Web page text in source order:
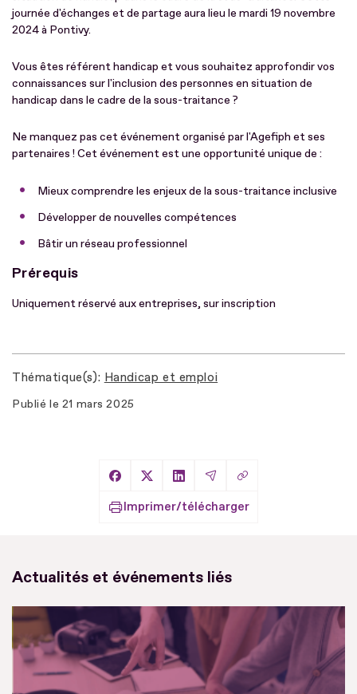
journée d'échanges et de partage aura lieu le mardi 19 novembre
2024 à Pontivy.
Vous êtes référent handicap et vous souhaitez approfondir vos
connaissances sur l'inclusion des personnes en situation de
handicap dans le cadre de la sous-traitance ?
Ne manquez pas cet événement organisé par l'Agefiph et ses
partenaires ! Cet événement est une opportunité unique de :
Mieux comprendre les enjeux de la sous-traitance inclusive
Développer de nouvelles compétences
Bâtir un réseau professionnel
Prérequis
Uniquement réservé aux entreprises, sur inscription
Thématique(s) Handicap et emploi
Publié le 21 mars 2025
Partager sur Facebook
Partager sur X
Partager sur LinkedIn
Partager par Email
Copier le lien
Imprimer/télécharger
Actualités et événements liés